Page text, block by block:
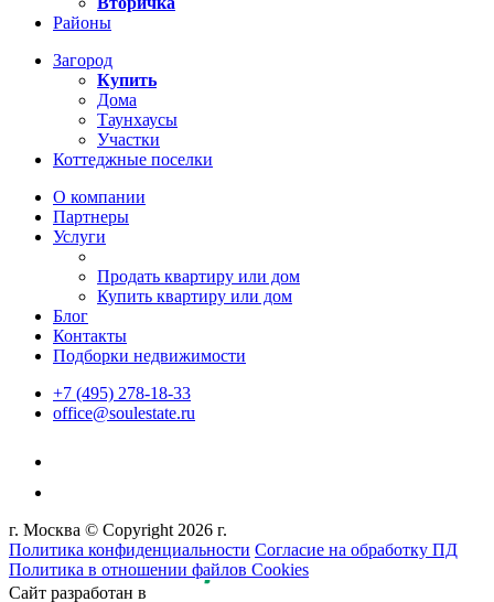
Районы
Загород
Купить
Дома
Таунхаусы
Участки
Коттеджные поселки
О компании
Партнеры
Услуги
Продать квартиру или дом
Купить квартиру или дом
Блог
Контакты
Подборки недвижимости
+7 (495) 278-18-33
office@soulestate.ru
г. Москва © Copyright 2026 г.
Политика конфиденциальности Согласие на обработку ПД
Политика в отношении файлов Cookies
Сайт разработан в